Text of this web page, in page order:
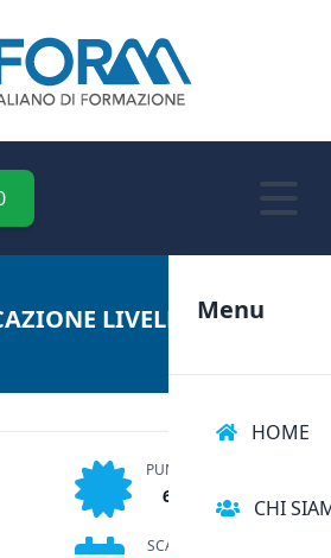
Menu
HOME
CHI
LIVELLO C2
PUNTI
6
SCADENZA